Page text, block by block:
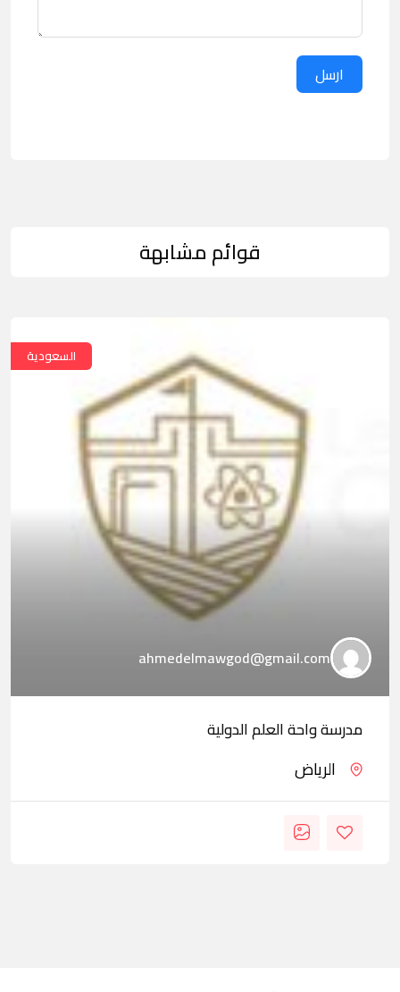
ارسل
قوائم مشابهة
السعودية
ahmedelmawgod@gmail.com
مدرسة واحة العلم الدولية
الرياض